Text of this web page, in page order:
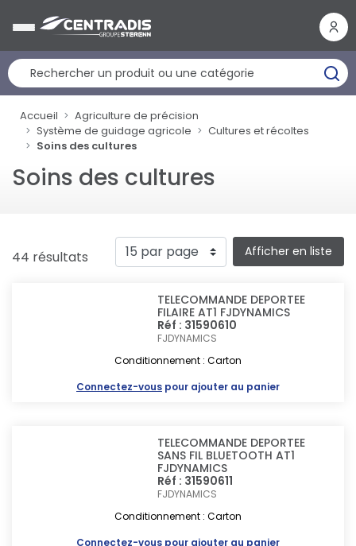
Accueil
Agriculture de précision
Système de guidage agricole
Cultures et récoltes
Soins des cultures
Soins des cultures
44 résultats Afficher en liste
TELECOMMANDE DEPORTEE
FILAIRE AT1 FJDYNAMICS
Réf : 31590610
FJDYNAMICS
Conditionnement : Carton
Connectez-vous pour ajouter au panier
TELECOMMANDE DEPORTEE
SANS FIL BLUETOOTH AT1
FJDYNAMICS
Réf : 31590611
FJDYNAMICS
Conditionnement : Carton
Connectez-vous pour ajouter au panier